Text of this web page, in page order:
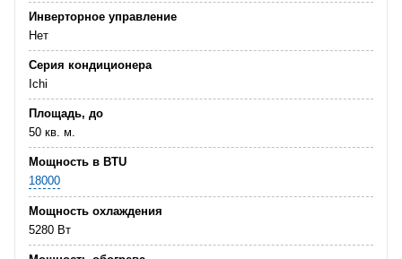
Инверторное управление
Нет
Серия кондиционера
Ichi
Площадь, до
50 кв. м.
Мощность в BTU
18000
Мощность охлаждения
5280 Вт